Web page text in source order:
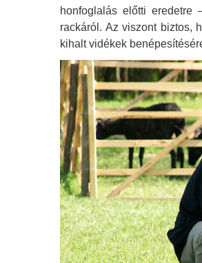
honfoglalás előtti
rackáról. Az viszont biztos,
kihalt vidékek